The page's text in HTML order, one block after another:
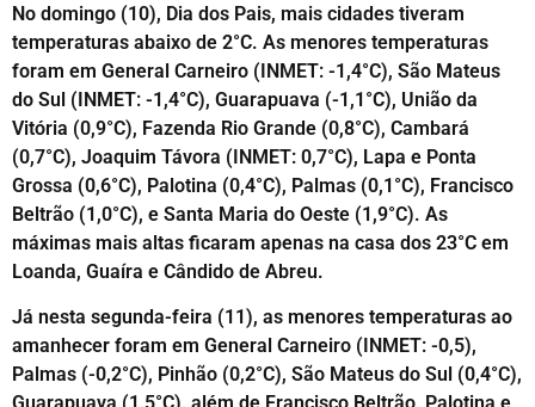
No domingo (10), Dia dos Pais, mais cidades tiveram
temperaturas abaixo de 2°C. As menores temperaturas
foram em General Carneiro (INMET: -1,4°C), São Mateus
do Sul (INMET: -1,4°C), Guarapuava (-1,1°C), União da
Vitória (0,9°C), Fazenda Rio Grande (0,8°C), Cambará
(0,7°C), Joaquim Távora (INMET: 0,7°C), Lapa e Ponta
Grossa (0,6°C), Palotina (0,4°C), Palmas (0,1°C), Francisco
Beltrão (1,0°C), e Santa Maria do Oeste (1,9°C). As
máximas mais altas ficaram apenas na casa dos 23°C em
Loanda, Guaíra e Cândido de Abreu.
Já nesta segunda-feira (11), as menores temperaturas ao
amanhecer foram em General Carneiro (INMET: -0,5),
Palmas (-0,2°C), Pinhão (0,2°C), São Mateus do Sul (0,4°C),